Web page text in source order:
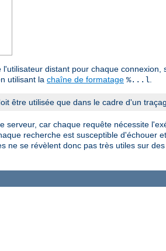
l'utilisateur distant pour chaque connexion,
utilisant la chaîne de formatage %...l
être utilisée que dans le cadre d'un
car chaque requête nécessite
recherche est susceptible d'échouer
ne se révèlent donc pas très utiles sur